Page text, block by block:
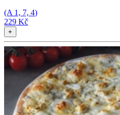
(A 1, 7, 4)
229 Kč
+